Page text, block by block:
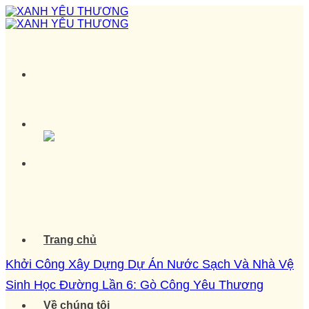
Skip
to
Trang chủ
Về chúng tôi
Khởi Công Xây Dựng Dự Án Nước Sạch Và Nhà Vệ
Sinh Học Đường Lần 6: Gò Công Yêu Thương